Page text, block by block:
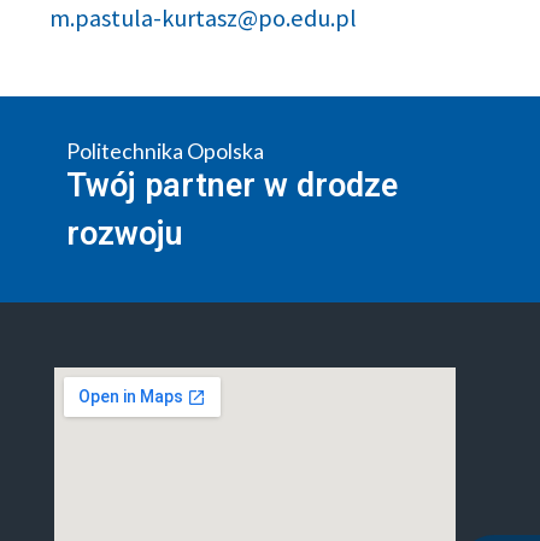
m.pastula-kurtasz@po.edu.pl
Politechnika Opolska
Twój partner w drodze
rozwoju